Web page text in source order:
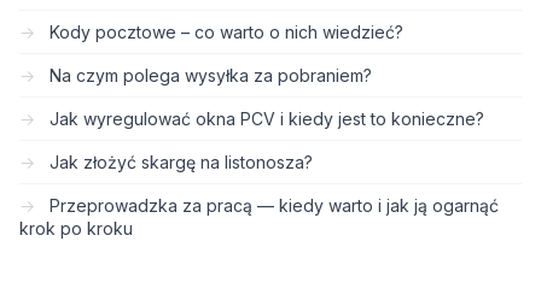
Kody pocztowe – co warto o nich wiedzieć?
Na czym polega wysyłka za pobraniem?
Jak wyregulować okna PCV i kiedy jest to konieczne?
Jak złożyć skargę na listonosza?
Przeprowadzka za pracą — kiedy warto i jak ją ogarnąć
krok po kroku